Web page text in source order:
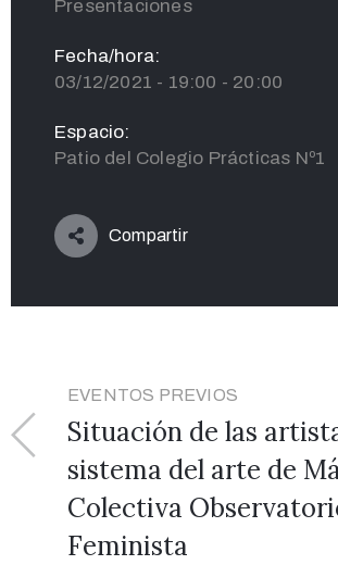
Presentaciones
Fecha/hora:
03/12/2021 - 19:00 - 20:00
Espacio:
Patio del Colegio Prácticas Nº1
Compartir
EVENTOS PREVIOS
Situación de las
sistema del arte de
Colectiva
Feminista